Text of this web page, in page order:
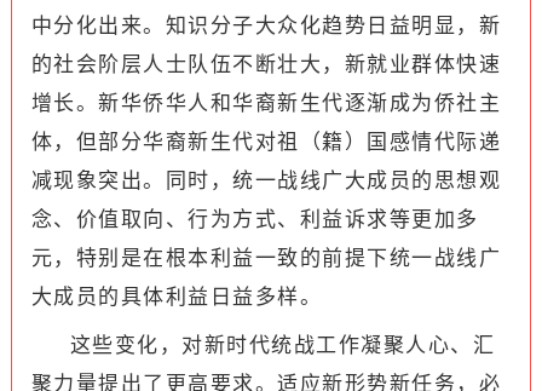
中分化出来。知识分子大众化趋势日益明显，新
的社会阶层人士队伍不断壮大，新就业群体快速
增长。新华侨华人和华裔新生代逐渐成为侨社主
体，但部分华裔新生代对祖（籍）国感情代际递
减现象突出。同时，统一战线广大成员的思想观
念、价值取向、行为方式、利益诉求等更加多
元，特别是在根本利益一致的前提下统一战线广
大成员的具体利益日益多样。
这些变化，对新时代统战工作凝聚人心、汇
聚力量提出了更高要求。适应新形势新任务，必